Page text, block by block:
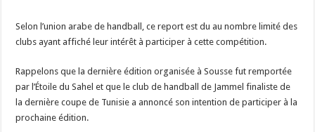
Selon l’union arabe de handball, ce report est du au nombre limité des
clubs ayant affiché leur intérêt à participer à cette compétition.
Rappelons que la dernière édition organisée à Sousse fut remportée
par l’Étoile du Sahel et que le club de handball de Jammel finaliste de
la dernière coupe de Tunisie a annoncé son intention de participer à la
prochaine édition.